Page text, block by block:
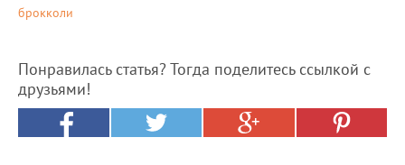
брокколи
Понравилась статья? Тогда поделитесь ссылкой с
друзьями!